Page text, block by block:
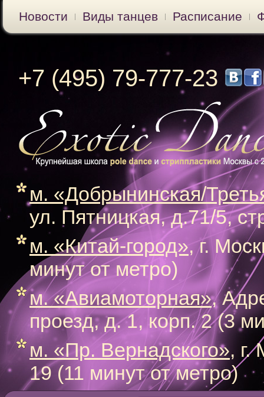
Новости Виды танцев Расписание
+7 (495) 79-777-23
м. «Добрынинская/
ул. Пятницкая, д.71/5,
м. «Китай-город», г.
минут от метро)
м. «Авиамоторная»,
проезд, д. 1, корп. 2 (3
м. «Пр. Вернадского», г.
19 (11 минут от метро)